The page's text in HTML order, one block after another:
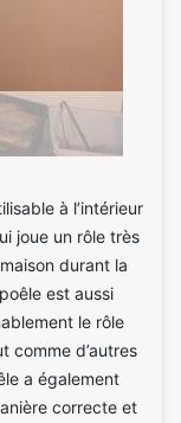
à l’intérieur
joue un rôle très
durant la
est aussi
le rôle
comme d’autres
a également
correcte et